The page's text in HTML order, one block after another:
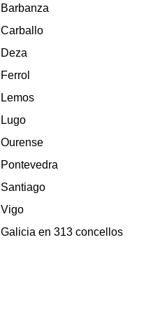
Barbanza
Carballo
Deza
Ferrol
Lemos
Lugo
Ourense
Pontevedra
Santiago
Vigo
Galicia en 313 concellos